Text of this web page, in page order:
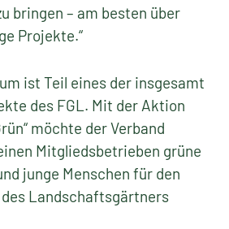
bringen – am besten über
Projekte.“
ist Teil eines der insgesamt
des FGL. Mit der Aktion
möchte der Verband
Mitgliedsbetrieben grüne
junge Menschen für den
Landschaftsgärtners